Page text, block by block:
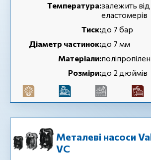
Температура:залежить від
еластомерів
Тиск:до 7 бар
Діаметр частинок:до 7 мм
Матеріали:
Розміри:до 2 дюймів
Металеві насоси
VC